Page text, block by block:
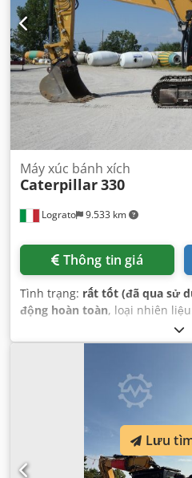
Lograto 9.533 km
Máy xúc bánh xích
Caterpillar330
Thông tin giá
Tình trạng: rất tốt (đã qua sử
động hoàn toàn, loại nhiên
, Năm sản xuất:
thép, cabin,
Lưu